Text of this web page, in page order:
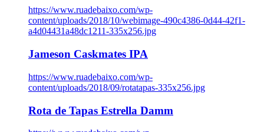
https://www.ruadebaixo.com/wp-
content/uploads/2018/10/webimage-490c4386-0d44-42f1-
a4d04431a48dc1211-335x256.jpg
Jameson Caskmates IPA
https://www.ruadebaixo.com/wp-
content/uploads/2018/09/rotatapas-335x256.jpg
Rota de Tapas Estrella Damm